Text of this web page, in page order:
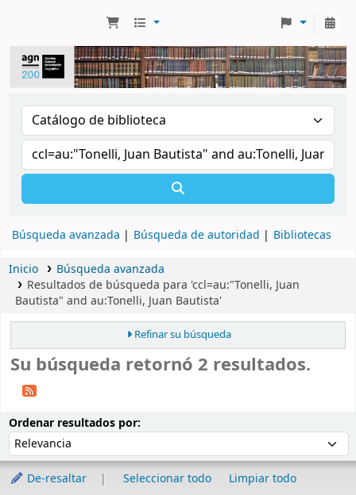
Búsqueda avanzada Búsqueda de autoridad Bibliotecas
Inicio
Búsqueda avanzada
Resultados de búsqueda para 'ccl=au:"Tonelli, Juan
Bautista" and au:Tonelli, Juan Bautista'
Refinar su búsqueda
Su búsqueda retornó 2 resultados.
Ordenar resultados por:
De-resaltar Seleccionar todo
Limpiar todo